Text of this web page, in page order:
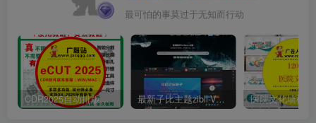
最可怕的事莫过于无知而行动
CDR2025自动排版软件排孔插件ecut省料LED冲孔字解决提示升级问题 最新子比主题zibll-V7.9.2 开心版源码 | WordPress主题源码